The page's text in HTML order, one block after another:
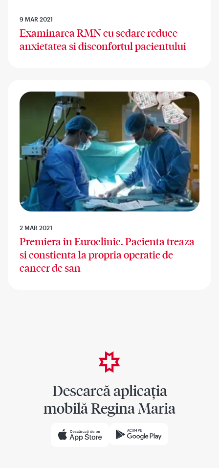
9 MAR 2021
Examinarea RMN cu sedare reduce
anxietatea si disconfortul pacientului
2 MAR 2021
Premiera in Euroclinic. Pacienta treaza
si constienta la propria operatie de
cancer de san
Descarcă aplicația
mobilă Regina Maria